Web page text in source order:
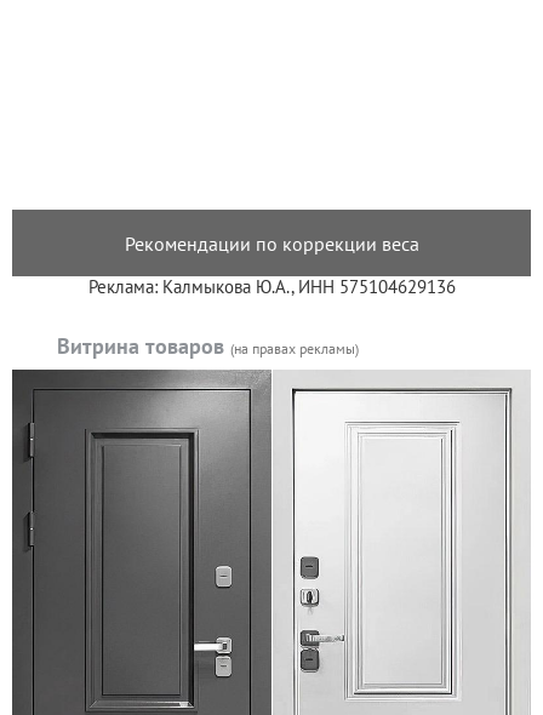
Рекомендации по коррекции веса
Реклама: Калмыкова Ю.А., ИНН 575104629136
Витрина товаров (на правах рекламы)